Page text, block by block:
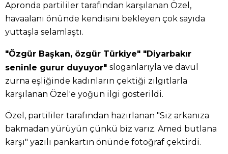
Apronda partililer tarafından karşılanan Özel,
havaalanı önünde kendisini bekleyen çok sayıda
yuttaşla selamlaştı.
"Özgür Başkan, özgür Türkiye" "Diyarbakır
seninle gurur duyuyor" sloganlarıyla ve davul
zurna eşliğinde kadınların çektiği zılgıtlarla
karşılanan Özel'e yoğun ilgi gösterildi.
Özel, partililer tarafından hazırlanan "Siz arkanıza
bakmadan yürüyün çünkü biz varız. Amed butlana
karşı" yazılı pankartın önünde fotoğraf çektirdi.